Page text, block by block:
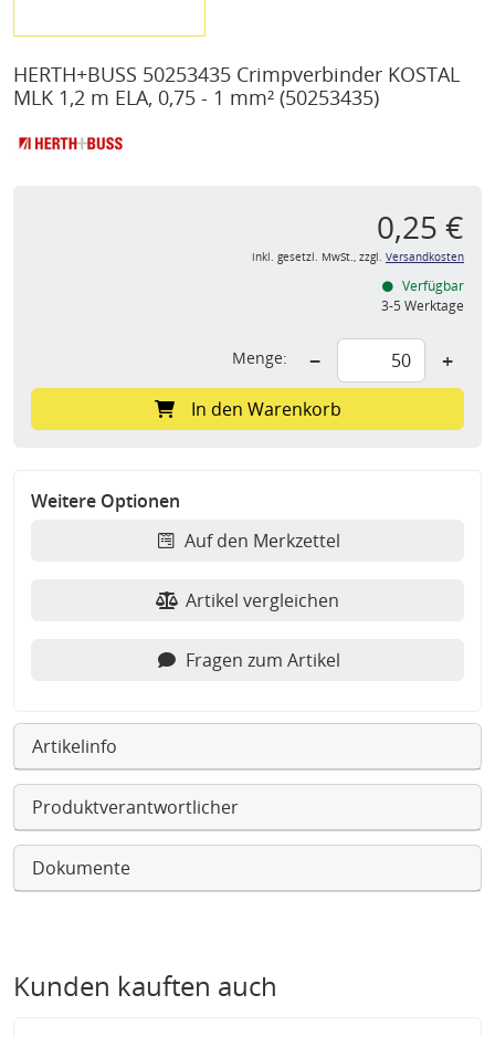
HERTH+BUSS 50253435 Crimpverbinder KOSTAL
MLK 1,2 m ELA, 0,75 - 1 mm² (50253435)
0,25 €
inkl. gesetzl. MwSt., zzgl. Versandkosten
Verfügbar
3-5 Werktage
Menge: − +
In den Warenkorb
Weitere Optionen
Auf den Merkzettel
Artikel vergleichen
Fragen zum Artikel
Artikelinfo
Produktverantwortlicher
Dokumente
Kunden kauften auch